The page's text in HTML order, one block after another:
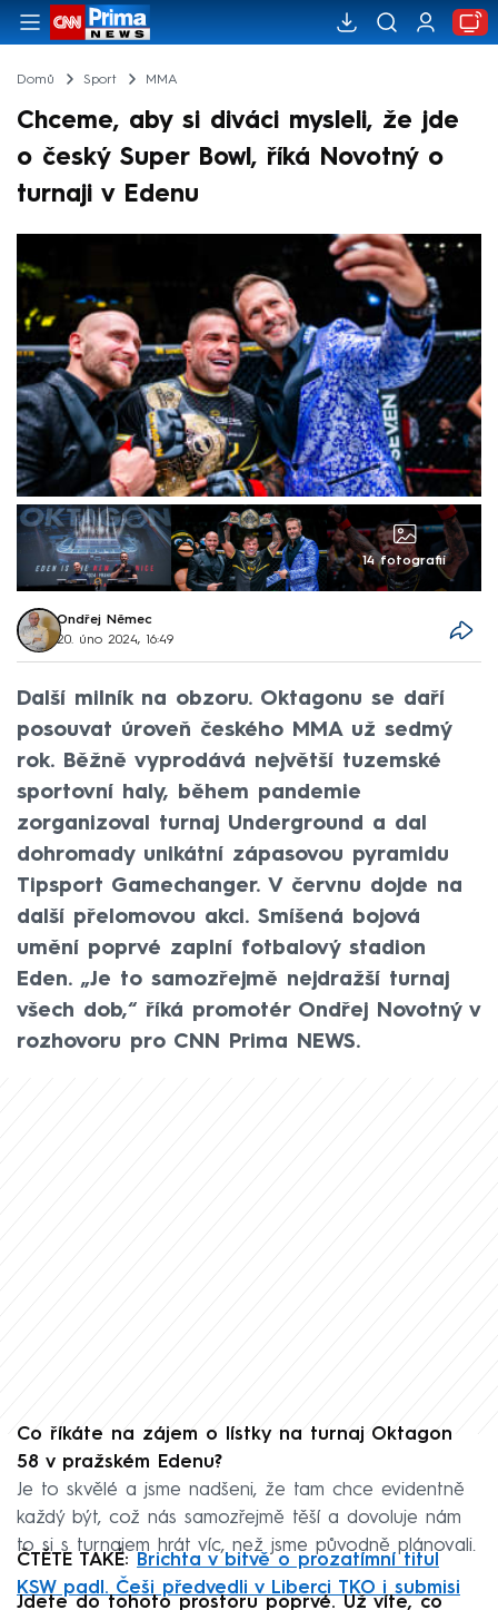
Domů Sport MMA
Chceme, aby si diváci mysleli, že jde
o český Super Bowl, říká Novotný o
turnaji v Edenu
14 fotografií
Ondřej Němec
20. úno 2024, 16:49
Další milník na obzoru. Oktagonu se daří
posouvat úroveň českého MMA už sedmý
rok. Běžně vyprodává největší tuzemské
sportovní haly, během pandemie
zorganizoval turnaj Underground a dal
dohromady unikátní zápasovou pyramidu
Tipsport Gamechanger. V červnu dojde na
další přelomovou akci. Smíšená bojová
umění poprvé zaplní fotbalový stadion
Eden. „Je to samozřejmě nejdražší turnaj
všech dob,“ říká promotér Ondřej Novotný v
rozhovoru pro CNN Prima NEWS.
Co říkáte na zájem o lístky na turnaj Oktagon
58 v pražském Edenu?
Je to skvělé a jsme nadšeni, že tam chce evidentně
každý být, což nás samozřejmě těší a dovoluje nám
to si s turnajem hrát víc, než jsme původně plánovali.
ČTĚTE TAKÉ: Brichta v bitvě o prozatímní titul
KSW padl. Češi předvedli v Liberci TKO i submisi
Jdete do tohoto prostoru poprvé. Už víte, co